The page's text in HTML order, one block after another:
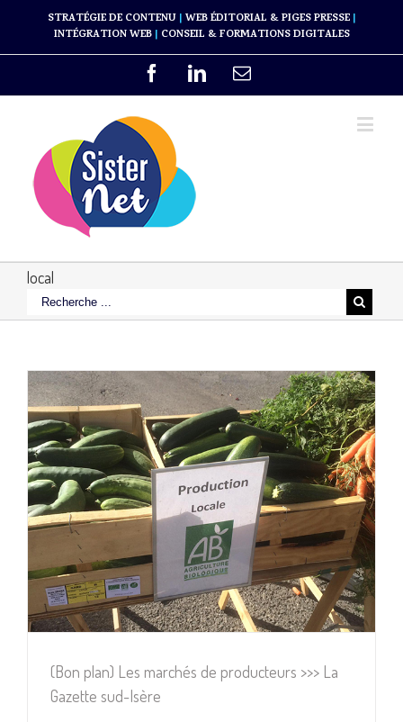
STRATÉGIE DE CONTENU | WEB ÉDITORIAL & PIGES PRESSE |
INTÉGRATION WEB | CONSEIL & FORMATIONS DIGITALES
local
(Bon plan) Les marchés de producteurs >>> La
Gazette sud-Isère